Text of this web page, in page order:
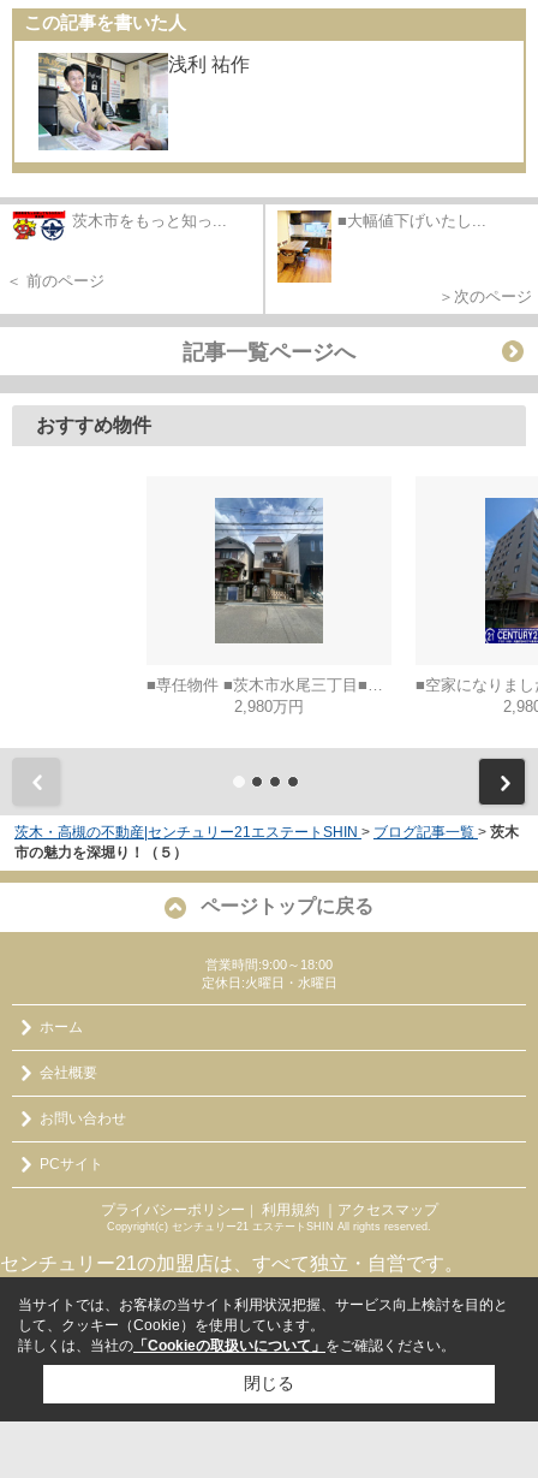
この記事を書いた人
浅利 祐作
茨木市をもっと知っ...
＜ 前のページ
■大幅値下げいたし...
＞次のページ
記事一覧ページへ
おすすめ物件
2,980万円
茨木・高槻の不動産|センチュリー21エステートSHIN > ブログ記事一覧 > 茨木
市の魅力を深堀り！（５）
ページトップに戻る
営業時間:9:00～18:00
定休日:火曜日・水曜日
ホーム
会社概要
お問い合わせ
PCサイト
プライバシーポリシー ｜ 利用規約 ｜アクセスマップ
Copyright(c) センチュリー21 エステートSHIN All rights reserved.
センチュリー21の加盟店は、すべて独立・自営です。
当サイトでは、お客様の当サイト利用状況把握、サービス向上検討を目的と
して、クッキー（Cookie）を使用しています。
詳しくは、当社の 「Cookieの取扱いについて」 をご確認ください。
閉じる